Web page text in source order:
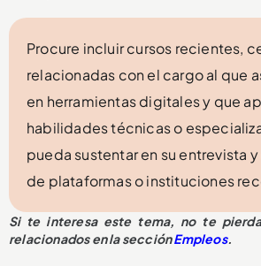
Procure incluir cursos recientes,
relacionadas con el cargo al que
en herramientas digitales y que
habilidades técnicas o
pueda sustentar en su entrevista
de plataformas o instituciones
Si te interesa este tema, no te
relacionados en la secciónEmpleos.